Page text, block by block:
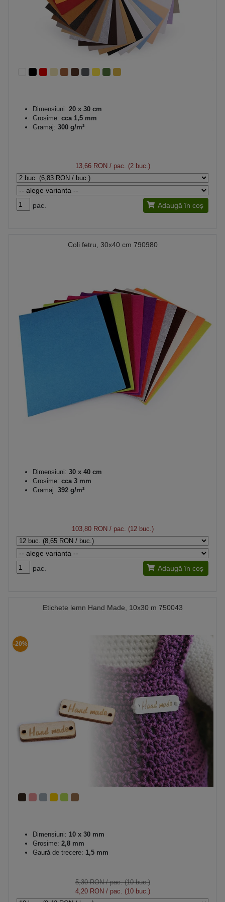
Dimensiuni: 20 x 30 cm
Grosime: cca 1,5 mm
Gramaj: 300 g/m²
13,66 RON / pac. (2 buc.)
pac. Adaugă în coș
Coli fetru, 30x40 cm 790980
Dimensiuni: 30 x 40 cm
Grosime: cca 3 mm
Gramaj: 392 g/m²
103,80 RON/ pac. (12 buc.)
pac. Adaugă în coș
Etichete lemn Hand Made, 10x30 m 750043
-20%
Dimensiuni: 10 x 30 mm
Grosime: 2,8 mm
Gaură de trecere: 1,5 mm
5,30 RON/ pac. (10 buc.)
4,20 RON / pac. (10 buc.)